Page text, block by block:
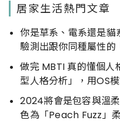
居家生活熱門文章
你是草系、電系還是
驗測出跟你同種屬性的
做完 MBTI 真的懂個人
型人格分析」，用OS
2024將會是包容與溫
色為「Peach Fuzz」